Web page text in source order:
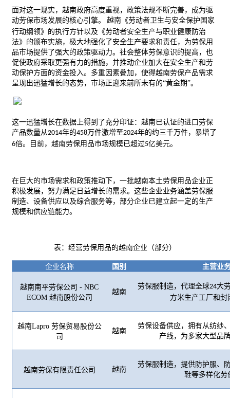
面对这一现实，越南政府高度重视，政策法规不断完善，成为驱
动劳保市场发展的核心引擎。
越南《劳动者卫生与安全保护国家
行动纲领》的执行方针以及《劳动者安全生产与职业健康防治
法》的颁布实施，极大地强化了安全生产要求和责任，为劳保用
品市场提供了强大的政策驱动力。社会整体劳保意识的提高，也
促使政府采取更强有力的措施，并推动企业加大在安全生产和劳
动保护方面的资金投入。多重因素叠加，使得越南劳保产品需求
呈现出迅猛增长的态势，市场正迎来前所未有的“黄金期”。
这一迅猛增长在数据上得到了充分印证：越南已认证的进口劳保
产品数量从2014年的458 万件激增至2024年的约三千万件，暴增了
6倍。目前，越南劳保用品市场规模已超过5亿美元。
在巨大的市场需求和政策推动下，一批越南本土劳保用品企业正
积极发展，努力满足日益增长的需求。这些企业业务涵盖劳保服
制造、设备供应以及综合服务等，部分企业已建立起一定的生产
规模和供应链能力。
表：经营劳保用品的越南企业（部分）
企业名称 国别 主营业
越南南平劳保公司 - NBC
ECOM 越南股份公司
越南
劳保服制造，代理全球24大
方米生产工厂和封
越南Lapro 劳保贸易股份公
司
越南
劳保设备供应，拥有从纺纱
产线，为多家大型品
越南劳保有限责任公司 越南
劳保服制造，提供防护服、
鞋等多样化劳